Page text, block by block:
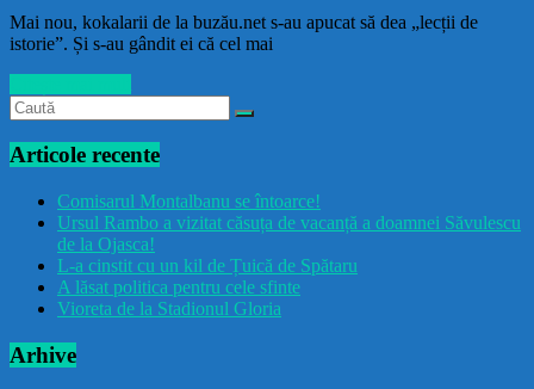
Mai nou, kokalarii de la buzău.net s-au apucat să dea „lecții de
istorie”. Și s-au gândit ei că cel mai
Articole recente
Comisarul Montalbanu se întoarce!
Ursul Rambo a vizitat căsuța de vacanță a doamnei Săvulescu
de la Ojasca!
L-a cinstit cu un kil de Țuică de Spătaru
A lăsat politica pentru cele sfinte
Vioreta de la Stadionul Gloria
Arhive